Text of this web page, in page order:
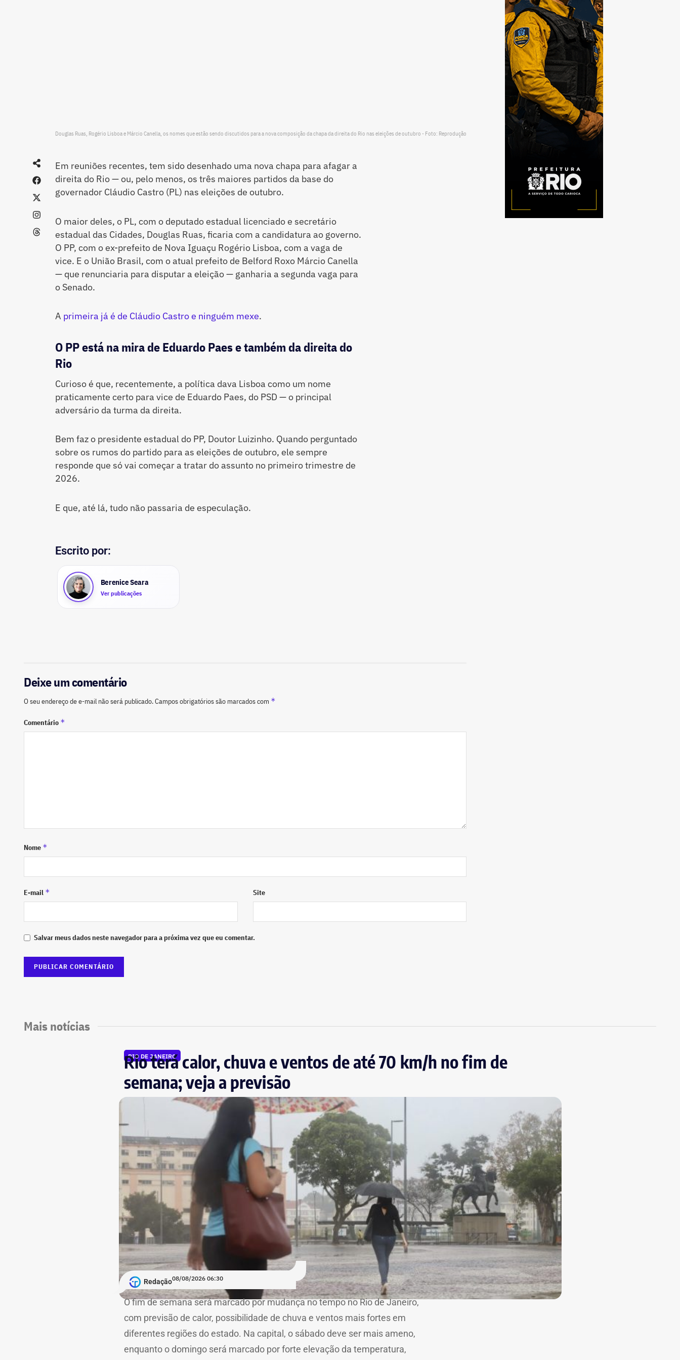
Douglas Ruas, Rogério Lisboa e Márcio Canella, os nomes que estão sendo discutidos para a nova composição da chapa da direita do Rio nas eleições de outubro - Foto: Reprodução
Em reuniões recentes, tem sido desenhado uma nova chapa para afagar a
direita do Rio — ou, pelo menos, os três maiores partidos da base do
governador Cláudio Castro (PL) nas eleições de outubro.
O maior deles, o PL, com o deputado estadual licenciado e secretário
estadual das Cidades, Douglas Ruas, ficaria com a candidatura ao governo.
O PP, com o ex-prefeito de Nova Iguaçu Rogério Lisboa, com a vaga de
vice. E o União Brasil, com o atual prefeito de Belford Roxo Márcio Canella
— que renunciaria para disputar a eleição — ganharia a segunda vaga para
o Senado.
A primeira já é de Cláudio Castro e ninguém mexe.
O PP está na mira de Eduardo Paes e também da direita do
Rio
Curioso é que, recentemente, a política dava Lisboa como um nome
praticamente certo para vice de Eduardo Paes, do PSD — o principal
adversário da turma da direita.
Bem faz o presidente estadual do PP, Doutor Luizinho. Quando perguntado
sobre os rumos do partido para as eleições de outubro, ele sempre
responde que só vai começar a tratar do assunto no primeiro trimestre de
2026.
E que, até lá, tudo não passaria de especulação.
Escrito por:
Berenice Seara
Ver publicações
Deixe um comentário
O seu endereço de e-mail não será publicado.Campos obrigatórios são marcados com *
Comentário *
Nome *
E-mail * Site
Salvar meus dados neste navegador para a próxima vez que eu comentar.
Mais notícias
RIO DE JANEIRO
Rio terá calor, chuva e ventos de até 70 km/h no fim de
semana; veja a previsão
Redação08/08/2026 06:30
O fim de semana será marcado por mudança no tempo no Rio de Janeiro,
com previsão de calor, possibilidade de chuva e ventos mais fortes em
diferentes regiões do estado. Na capital, o sábado deve ser mais ameno,
enquanto o domingo será marcado por forte elevação da temperatura,